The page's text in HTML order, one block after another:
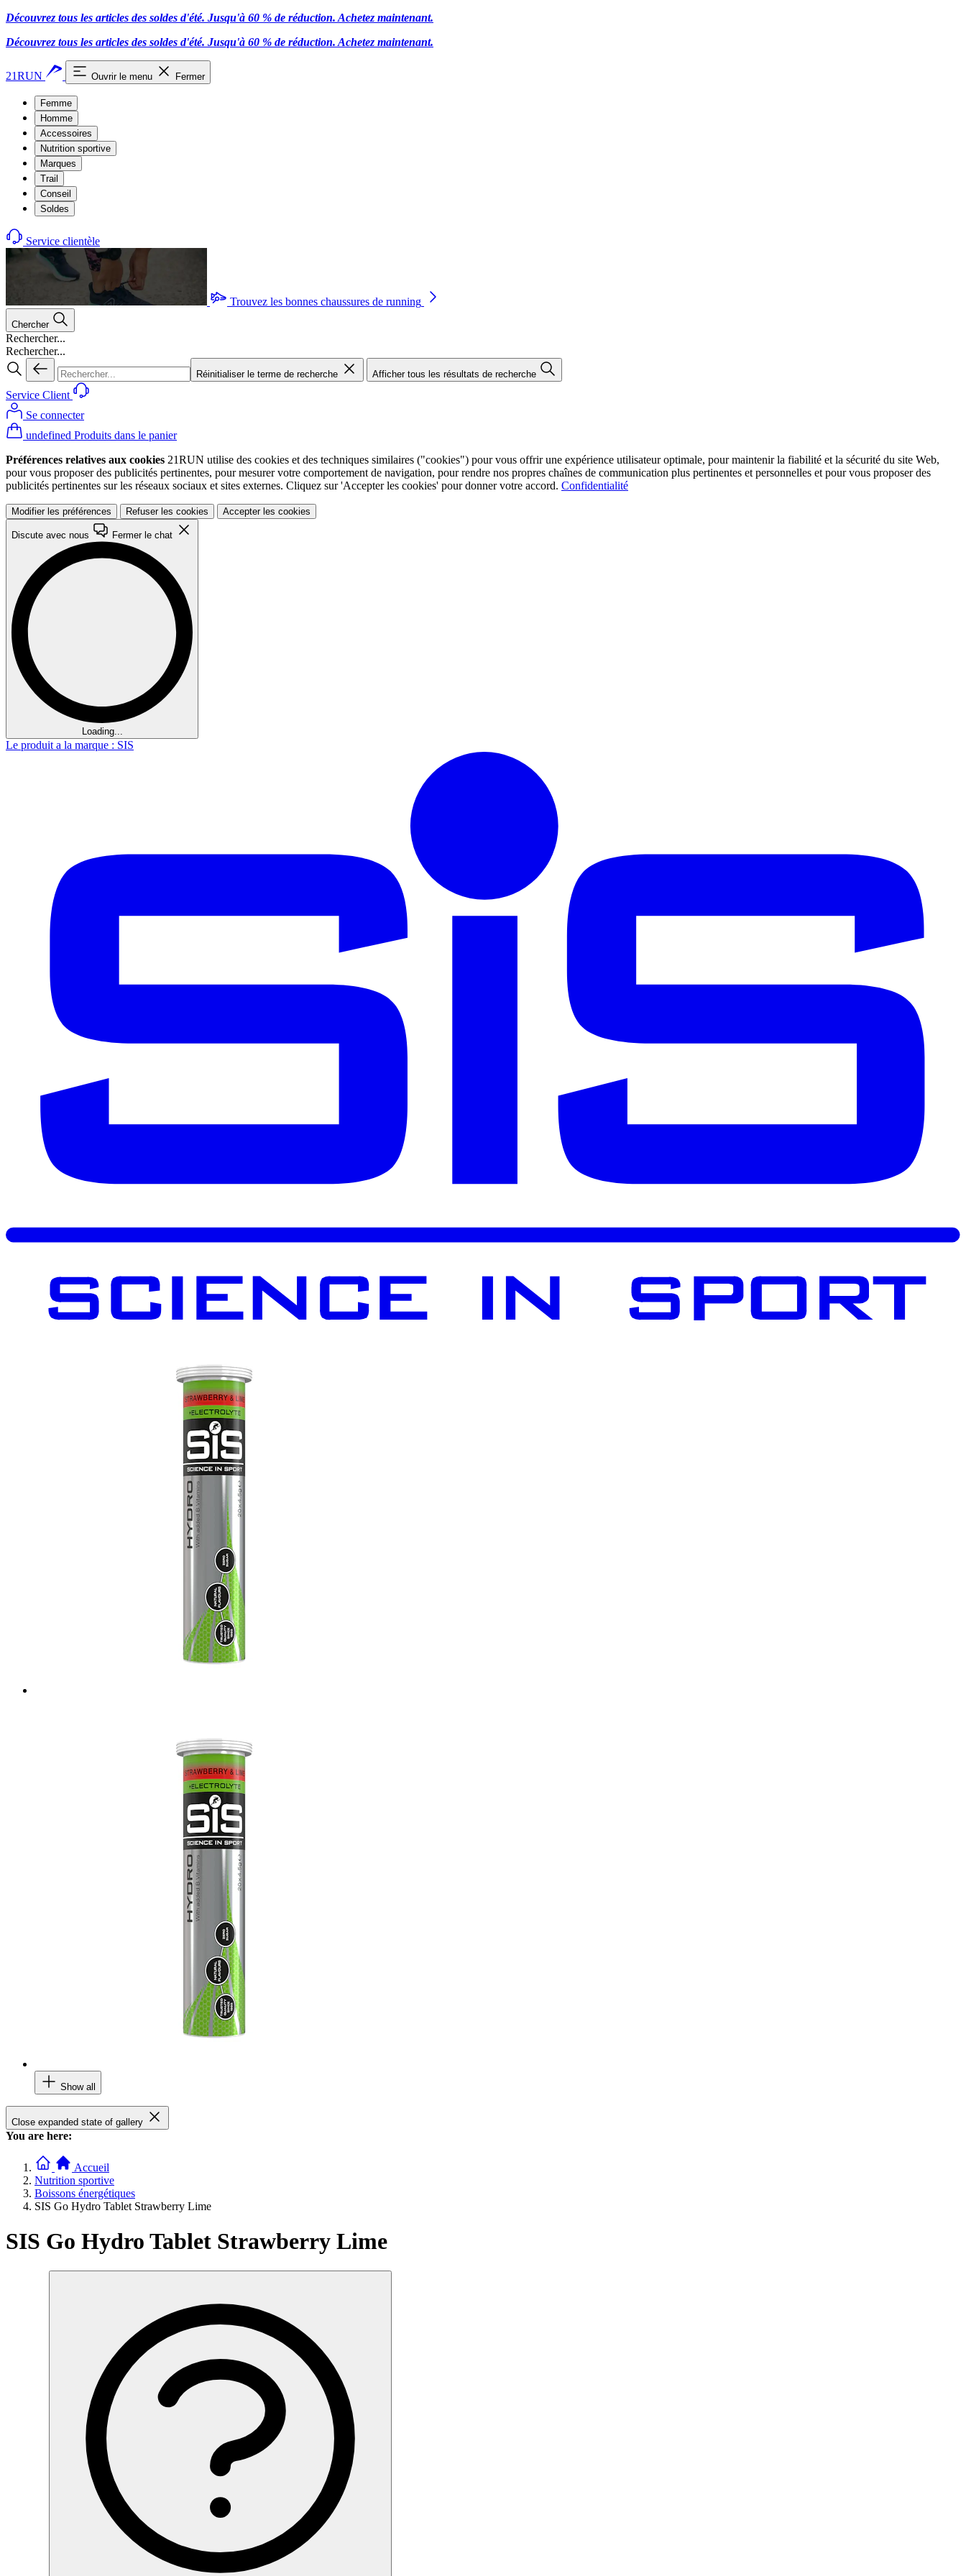
Découvrez tous les articles des soldes d'été. Jusqu'à 60 % de réduction. Achetez maintenant.
Découvrez tous les articles des soldes d'été. Jusqu'à 60 % de réduction. Achetez maintenant.
21RUN Ouvrir le menu Fermer
Femme
Homme
Accessoires
Nutrition sportive
Marques
Trail
Conseil
Soldes
Service clientèle
Trouvez les bonnes chaussures de running
Chercher
Rechercher...
Rechercher...
Réinitialiser le terme de recherche Afficher tous les résultats de recherche
Service Client
Se connecter
undefined Produits dans le panier
Préférences relatives aux cookies 21RUN utilise des cookies et des techniques similaires ("cookies") pour vous offrir une expérience utilisateur optimale, pour maintenir la fiabilité et la sécurité du site Web,
pour vous proposer des publicités pertinentes, pour mesurer votre comportement de navigation, pour rendre nos propres chaînes de communication plus pertinentes et personnelles et pour vous proposer des
publicités pertinentes sur les réseaux sociaux et sites externes. Cliquez sur 'Accepter les cookies' pour donner votre accord. Confidentialité
Modifier les préférences Refuser les cookies Accepter les cookies
Discute avec nous Fermer le chat
Loading...
Le produit a la marque : SIS
Show all
Close expanded state of gallery
You are here:
Accueil
Nutrition sportive
Boissons énergétiques
SIS Go Hydro Tablet Strawberry Lime
SIS Go Hydro Tablet Strawberry Lime